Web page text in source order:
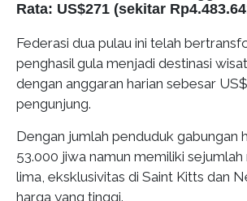
Rata: US$271 (sekitar
Federasi dua pulau ini telah
penghasil gula menjadi destinasi
dengan anggaran harian sebesar
pengunjung.
Dengan jumlah penduduk gabungan
53.000 jiwa namun memiliki
lima, eksklusivitas di Saint Kitts dan
harga yang tinggi.